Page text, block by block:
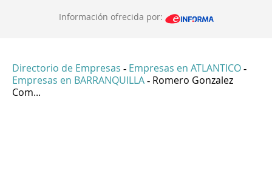
Información ofrecida por:
Directorio de Empresas - Empresas en ATLANTICO -
Empresas en BARRANQUILLA - Romero Gonzalez
Com...